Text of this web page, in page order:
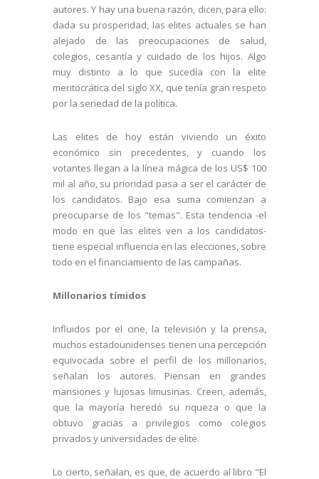
autores. Y hay una buena razón, dicen, para ello:
dada su prosperidad, las elites actuales se han
alejado de las preocupaciones de salud,
colegios, cesantía y cuidado de los hijos. Algo
muy distinto a lo que sucedía con la elite
meritocrática del siglo XX, que tenía gran respeto
por la seriedad de la política.
Las elites de hoy están viviendo un éxito
económico sin precedentes, y cuando los
votantes llegan a la línea mágica de los US$ 100
mil al año, su prioridad pasa a ser el carácter de
los candidatos. Bajo esa suma comienzan a
preocuparse de los "temas". Esta tendencia -el
modo en que las elites ven a los candidatos-
tiene especial influencia en las elecciones, sobre
todo en el financiamiento de las campañas.
Millonarios tímidos
Influidos por el cine, la televisión y la prensa,
muchos estadounidenses tienen una percepción
equivocada sobre el perfil de los millonarios,
señalan los autores. Piensan en grandes
mansiones y lujosas limusinas. Creen, además,
que la mayoría heredó su riqueza o que la
obtuvo gracias a privilegios como colegios
privados y universidades de elite.
Lo cierto, señalan, es que, de acuerdo al libro "El